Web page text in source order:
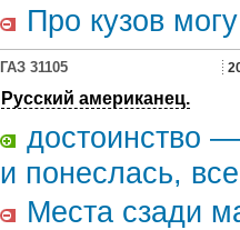
Про кузов
ГАЗ 31105
Русский американец.
достоинство
и понеслась,
Места сзади